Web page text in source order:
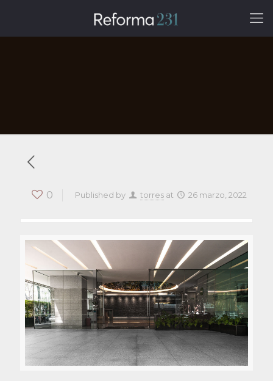
0 Published by torres at 26 marzo, 2022